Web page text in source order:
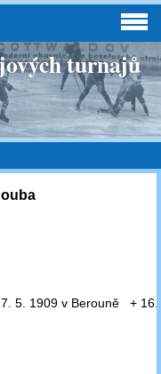
turnajů
5. 1909 v Berouně + 16.